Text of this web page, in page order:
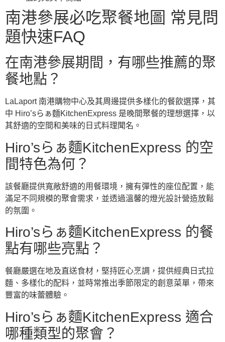
南港參展必吃聚餐地圖 常見問
題快速FAQ
在南港參展期間，有哪些推薦的聚
餐地點？
LaLaport 南港購物中心及其周邊提供多樣化的餐飲選擇，其
中 Hiro’sらぁ麵KitchenExpress 是晚間聚餐的理想選擇，以
其舒適的空間和美味的日式料理聞名。
Hiro’sらぁ麵KitchenExpress 的空
間特色為何？
該餐廳提供寬敞舒適的用餐環境，擁有彈性的座位配置，能
滿足不同規模的聚會需求，並透過溫馨的燈光設計營造放鬆
的氛圍。
Hiro’sらぁ麵KitchenExpress 的餐
點有哪些亮點？
餐廳嚴選在地及直送食材，堅持匠心烹調，提供經典日式拉
麵、多樣化的配料，並時常推出季節限定的創意菜單，帶來
豐富的味蕾體驗。
Hiro’sらぁ麵KitchenExpress 適合
哪種類型的聚會？